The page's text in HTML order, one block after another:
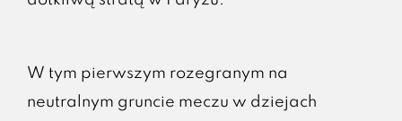
W tym pierwszym rozegranym na
neutralnym gruncie meczu w dziejach